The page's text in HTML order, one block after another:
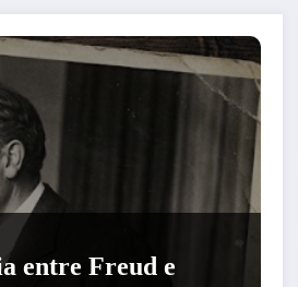
entre Freud e